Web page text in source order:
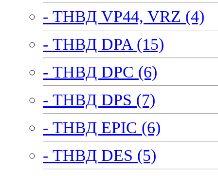
- ТНВД VP44, VRZ (4)
- ТНВД DPA (15)
- ТНВД DPC (6)
- ТНВД DPS (7)
- ТНВД EPIC (6)
- ТНВД DES (5)